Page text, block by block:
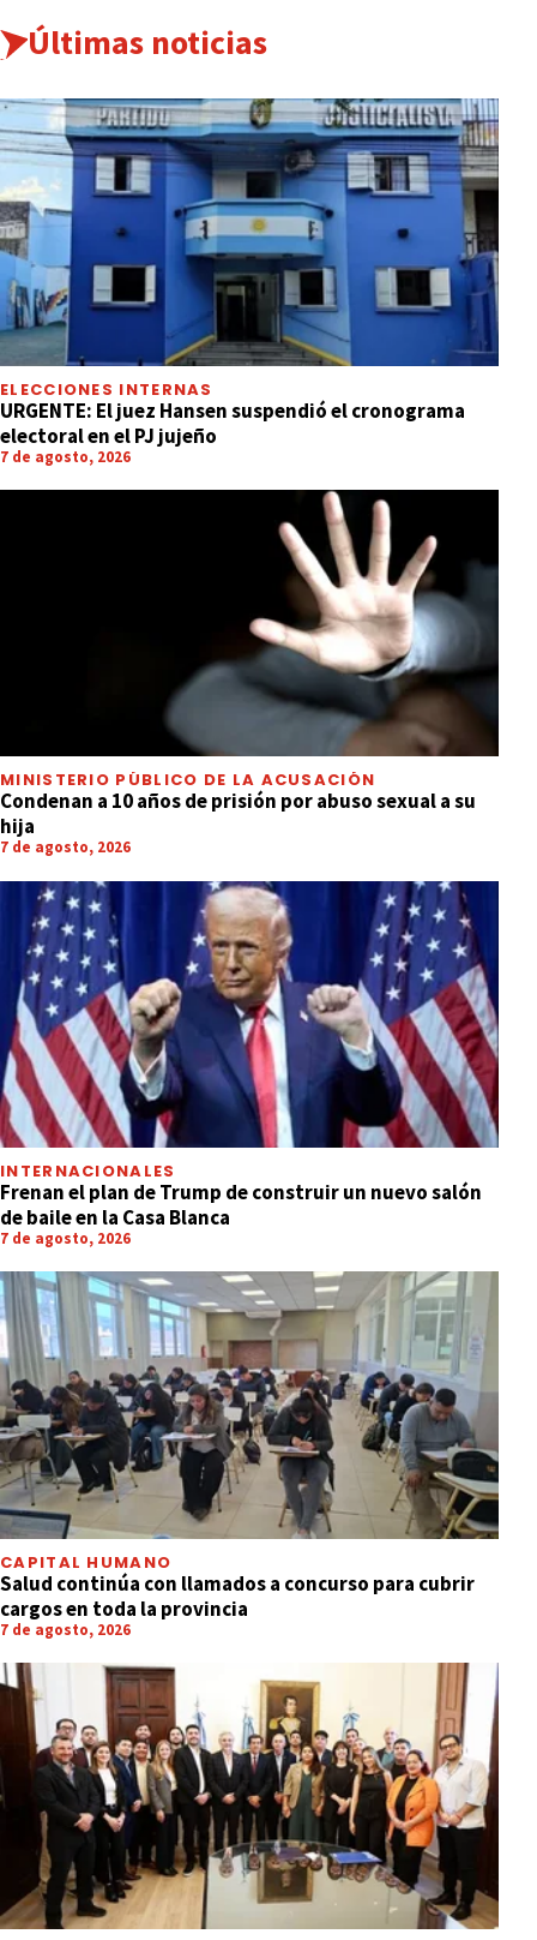
Últimas noticias
ELECCIONES INTERNAS
URGENTE: El juez Hansen suspendió el cronograma
electoral en el PJ jujeño
7 de agosto, 2026
MINISTERIO PÚBLICO DE LA ACUSACIÓN
Condenan a 10 años de prisión por abuso sexual a su
hija
7 de agosto, 2026
INTERNACIONALES
Frenan el plan de Trump de construir un nuevo salón
de baile en la Casa Blanca
7 de agosto, 2026
CAPITAL HUMANO
Salud continúa con llamados a concurso para cubrir
cargos en toda la provincia
7 de agosto, 2026